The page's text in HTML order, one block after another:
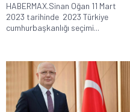
HABERMAX.Sinan Oğan 11 Mart
2023 tarihinde 2023 Türkiye
cumhurbaşkanlığı seçimi...